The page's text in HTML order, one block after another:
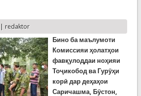
redaktor
Бино ба маълумоти
Комиссияи ҳолатҳои
фавқулоддаи ноҳияи
Тоҷикобод ва Гурӯҳи
корӣ дар деҳаҳои
Саричашма, Бӯстон,